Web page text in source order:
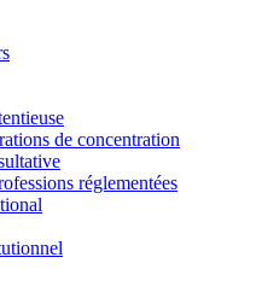
de concentration
réglementées